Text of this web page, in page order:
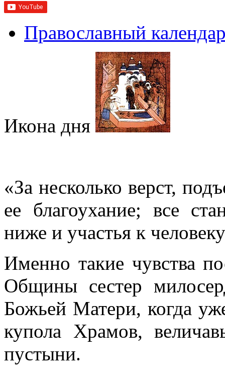
Православный
Икона дня
«За несколько верст,
ее благоухание; все
ниже и участья к
Именно такие чувства
Общины сестер
Божьей Матери, когда
купола Храмов,
пустыни.